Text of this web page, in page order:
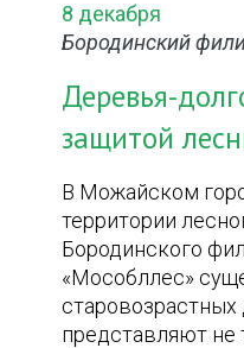
8 декабря
Бородинский
Деревья-
защитой
В Можайском
территории
Бородинского
«Мособллес»
представляют не